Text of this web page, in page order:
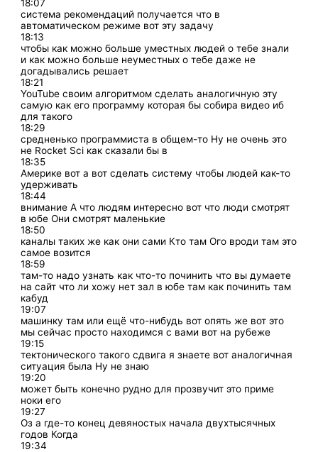
18:07
система рекомендаций получается что в
автоматическом режиме вот эту задачу
18:13
чтобы как можно больше уместных людей о тебе знали
и как можно больше неуместных о тебе даже не
догадывались решает
18:21
YouTube своим алгоритмом сделать аналогичную эту
самую как его программу которая бы собира видео иб
для такого
18:29
средненько программиста в общем-то Ну не очень это
не Rocket Sci как сказали бы в
18:35
Америке вот а вот сделать систему чтобы людей как-то
удерживать
18:44
внимание А что людям интересно вот что люди смотрят
в юбе Они смотрят маленькие
18:50
каналы таких же как они сами Кто там Ого вроди там это
самое возится
18:59
там-то надо узнать как что-то починить что вы думаете
на сайт что ли хожу нет зал в юбе там как починить там
кабуд
19:07
машинку там или ещё что-нибудь вот опять же вот это
мы сейчас просто находимся с вами вот на рубеже
19:15
тектонического такого сдвига я знаете вот аналогичная
ситуация была Ну не знаю
19:20
может быть конечно рудно для прозвучит это приме
ноки его
19:27
Оз а где-то конец девяностых начала двухтысячных
годов Когда
19:34